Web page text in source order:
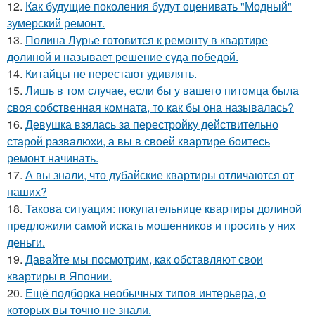
12. Как будущие поколения будут оценивать "Модный"
зумерский ремонт.
13. Полина Лурье готовится к ремонту в квартире
долиной и называет решение суда победой.
14. Китайцы не перестают удивлять.
15. Лишь в том случае, если бы у вашего питомца была
своя собственная комната, то как бы она называлась?
16. Девушка взялась за перестройку действительно
старой развалюхи, а вы в своей квартире боитесь
ремонт начинать.
17. А вы знали, что дубайские квартиры отличаются от
наших?
18. Такова ситуация: покупательнице квартиры долиной
предложили самой искать мошенников и просить у них
деньги.
19. Давайте мы посмотрим, как обставляют свои
квартиры в Японии.
20. Ещё подборка необычных типов интерьера, о
которых вы точно не знали.